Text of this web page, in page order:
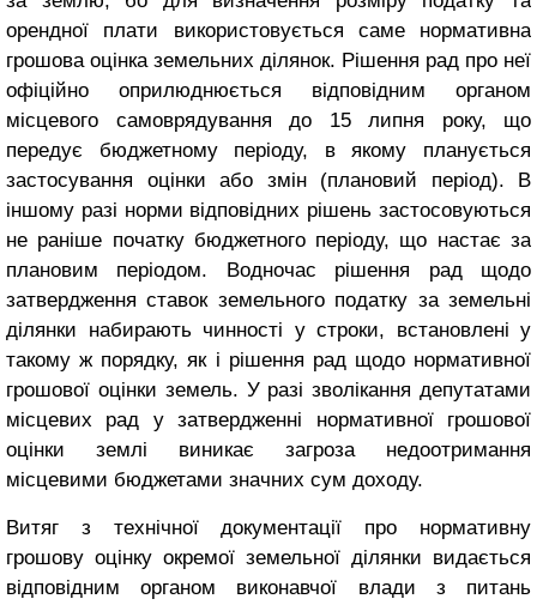
орендної плати використовується саме нормативна
грошова оцінка земельних ділянок. Рішення рад про неї
офіційно оприлюднюється відповідним органом
місцевого самоврядування до 15 липня року, що
передує бюджетному періоду, в якому планується
застосування оцінки або змін (плановий період). В
іншому разі норми відповідних рішень застосовуються
не раніше початку бюджетного періоду, що настає за
плановим періодом. Водночас рішення рад щодо
затвердження ставок земельного податку за земельні
ділянки набирають чинності у строки, встановлені у
такому ж порядку, як і рішення рад щодо нормативної
грошової оцінки земель. У разі зволікання депутатами
місцевих рад у затвердженні нормативної грошової
оцінки землі виникає загроза недоотримання
місцевими бюджетами значних сум доходу.
Витяг з технічної документації про нормативну
грошову оцінку окремої земельної ділянки видається
відповідним органом виконавчої влади з питань